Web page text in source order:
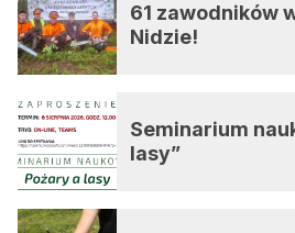
61 zawodników
Nidzie!
Seminarium
lasy”